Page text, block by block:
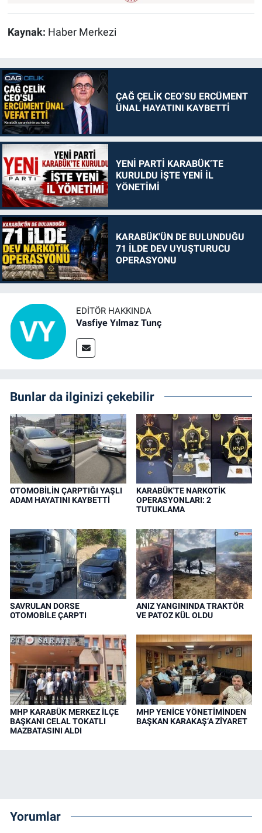
Kaynak: Haber Merkezi
ÇAĞ ÇELİK CEO’SU ERCÜMENT
ÜNAL HAYATINI KAYBETTİ
YENİ PARTİ KARABÜK’TE
KURULDU İŞTE YENİ İL
YÖNETİMİ
KARABÜK'ÜN DE BULUNDUĞU
71 İLDE DEV UYUŞTURUCU
OPERASYONU
EDITÖR HAKKINDA
Vasfiye Yılmaz Tunç
Bunlar da ilginizi çekebilir
OTOMOBİLİN ÇARPTIĞI YAŞLI
ADAM HAYATINI KAYBETTİ
KARABÜK'TE NARKOTİK
OPERASYONLARI: 2
TUTUKLAMA
SAVRULAN DORSE
OTOMOBİLE ÇARPTI
ANIZ YANGININDA TRAKTÖR
VE PATOZ KÜL OLDU
MHP KARABÜK MERKEZ İLÇE
BAŞKANI CELAL TOKATLI
MAZBATASINI ALDI
MHP YENİCE YÖNETİMİNDEN
BAŞKAN KARAKAŞ’A ZİYARET
Yorumlar